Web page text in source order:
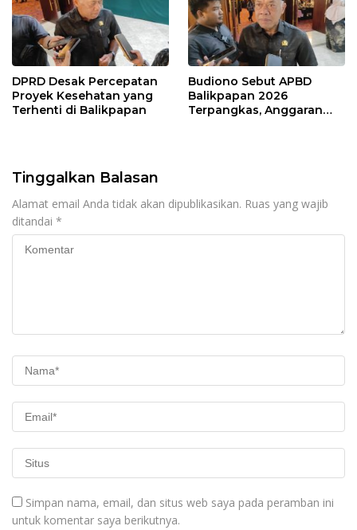
DPRD Desak Percepatan
Proyek Kesehatan yang
Terhenti di Balikpapan
Budiono Sebut APBD
Balikpapan 2026
Terpangkas, Anggaran
Tinggalkan Balasan
Alamat email Anda tidak akan dipublikasikan. Ruas yang wajib
ditandai *
Simpan nama, email, dan situs web saya pada peramban ini
untuk komentar saya berikutnya.